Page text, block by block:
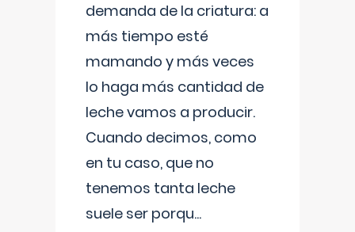
demanda de la criatura: a
más tiempo esté
mamando y más veces
lo haga más cantidad de
leche vamos a producir.
Cuando decimos, como
en tu caso, que no
tenemos tanta leche
suele ser porqu...